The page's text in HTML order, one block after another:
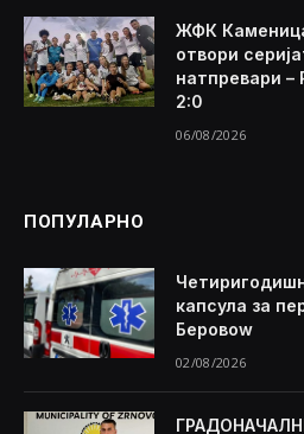
ЖФК
отвори
натпревари –
2:0
06/08/2026
ПОПУЛАРНО
капсула за
Беровоw
02/08/2026